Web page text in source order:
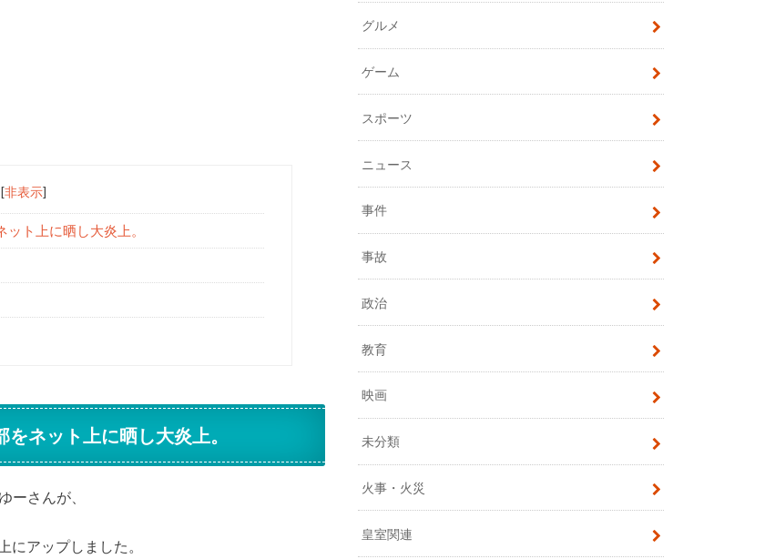
[非表示]
ト上に晒し大炎上。
ネット上に晒し大炎上。
ーさんが、
にアップしました。
グルメ
ゲーム
スポーツ
ニュース
事件
事故
政治
教育
映画
未分類
火事・火災
皇室関連